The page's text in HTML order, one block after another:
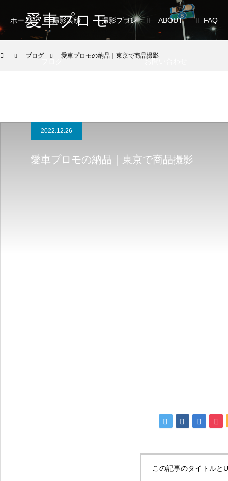
愛車プロモ
ホーム 撮影実績 撮影プラン ABOUT FAQ
ブログ お問い合わせ
ブログ 愛車プロモの納品｜東京で商品撮影
2022.12.26
愛車プロモの納品｜東京で商品撮影
この記事のタイトルと